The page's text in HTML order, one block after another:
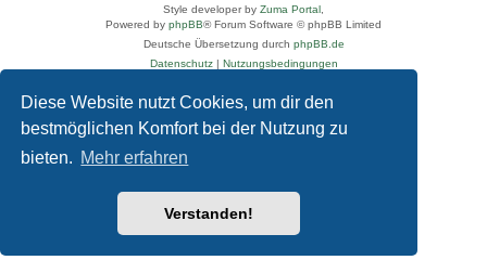
Diese Website nutzt Cookies, um dir den
bestmöglichen Komfort bei der Nutzung zu
bieten. Mehr erfahren
Verstanden!
Style developer by Zuma Portal
Powered by phpBB® Forum Software © phpBB Limited
Deutsche Übersetzung durch phpBB.de
Datenschutz| Nutzungsbedingungen